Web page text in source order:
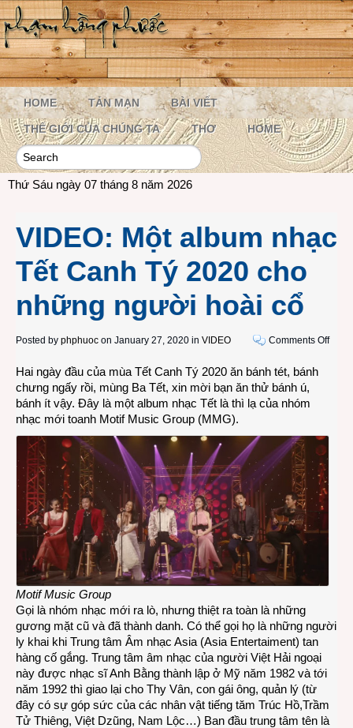
HOME TẢN MẠN BÀI VIẾT
THẾ GIỚI CỦA CHÚNG TA THƠ HOME
Thứ Sáu ngày 07 tháng 8 năm 2026
VIDEO: Một album nhạc
Tết Canh Tý 2020 cho
những người hoài cổ
Posted by phphuoc on January 27, 2020 in VIDEO Comments Offon
Hai ngày đầu của mùa Tết Canh Tý 2020 ăn bánh tét, bánh
chưng ngấy rồi, mùng Ba Tết, xin mời bạn ăn thử bánh ú,
bánh ít vậy. Đây là một album nhạc Tết là thì lạ của nhóm
nhạc mới toanh Motif Music Group (MMG).
Motif Music Group
Gọi là nhóm nhạc mới ra lò, nhưng thiệt ra toàn là những
gương mặt cũ và đã thành danh. Có thể gọi họ là những người
ly khai khi Trung tâm Âm nhạc Asia (Asia Entertaiment) tan
hàng cố gắng. Trung tâm âm nhạc của người Việt Hải ngoại
này được nhạc sĩ Anh Bằng thành lập ở Mỹ năm 1982 và tới
năm 1992 thì giao lại cho Thy Vân, con gái ông, quản lý (từ
đây có sự góp sức của các nhân vật tiếng tăm Trúc Hồ,Trầm
Tử Thiêng, Việt Dzũng, Nam Lộc…) Ban đầu trung tâm tên là